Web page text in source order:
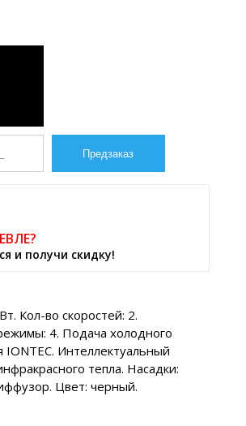
и получи скидку!
Кол-во скоростей: 2.
4. Подача холодного
Интеллектуальный
тепла. Насадки:
Цвет: черный.